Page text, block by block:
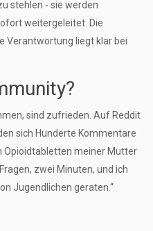
stehlen - sie werden
weitergeleitet. Die
Verantwortung liegt klar bei
sind zufrieden. Auf Reddit
sich Hunderte Kommentare
Opioidtabletten meiner Mutter
zwei Minuten, und ich
Jugendlichen geraten.“